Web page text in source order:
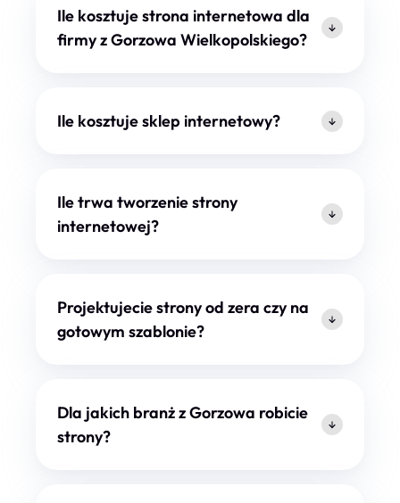
Ile kosztuje strona internetowa dla
firmy z Gorzowa Wielkopolskiego?
Ile kosztuje sklep internetowy?
Ile trwa tworzenie strony
internetowej?
Projektujecie strony od zera czy na
gotowym szablonie?
Dla jakich branż z Gorzowa robicie
strony?